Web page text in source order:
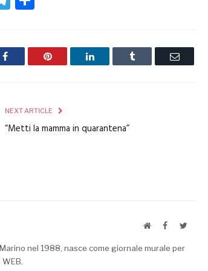
Facebook Pinterest LinkedIn Tumblr Email
NEXT ARTICLE
“Metti la mamma in quarantena”
WebsiteFacebookTwitter
nel 1988, nasce come giornale murale per